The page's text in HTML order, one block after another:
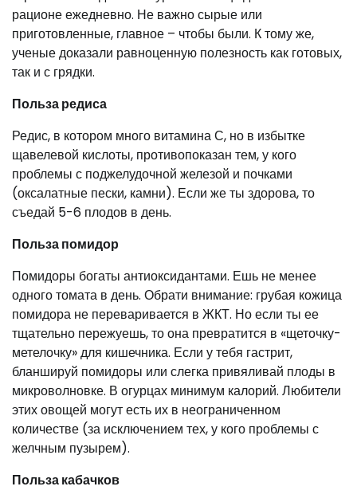
рационе ежедневно. Не важно сырые или
приготовленные, главное – чтобы были. К тому же,
ученые доказали равноценную полезность как готовых,
так и с грядки.
Польза редиса
Редис, в котором много витамина С, но в избытке
щавелевой кислоты, противопоказан тем, у кого
проблемы с поджелудочной железой и почками
(оксалатные пески, камни). Если же ты здорова, то
съедай 5-6 плодов в день.
Польза помидор
Помидоры богаты антиоксидантами. Ешь не менее
одного томата в день. Обрати внимание: грубая кожица
помидора не переваривается в ЖКТ. Но если ты ее
тщательно пережуешь, то она превратится в «щеточку-
метелочку» для кишечника. Если у тебя гастрит,
бланшируй помидоры или слегка привяливай плоды в
микроволновке. В огурцах минимум калорий. Любители
этих овощей могут есть их в неограниченном
количестве (за исключением тех, у кого проблемы с
желчным пузырем).
Польза кабачков